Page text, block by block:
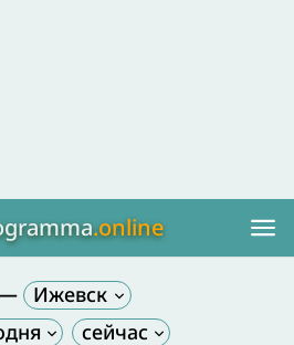
.online
Ижевск